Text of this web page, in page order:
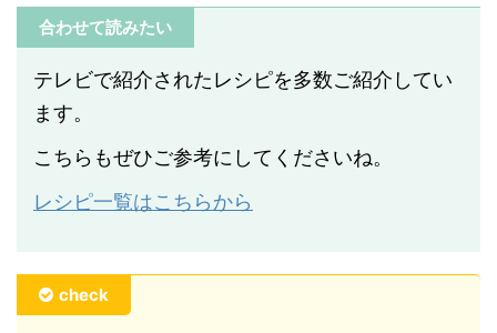
合わせて読みたい
テレビで紹介されたレシピを多数ご紹介してい
ます。
こちらもぜひご参考にしてくださいね。
レシピ一覧はこちらから
check